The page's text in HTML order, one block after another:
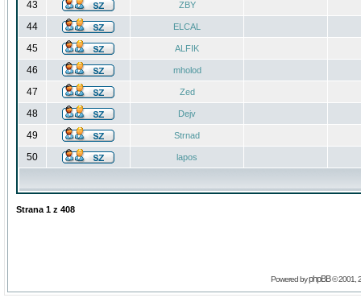
43 ZBY
44 ELCAL
45 ALFIK
46 mholod
47 Zed
48 Dejv
49 Strnad
50 lapos
Strana 1 z 408
Powered byphpBB© 2001,